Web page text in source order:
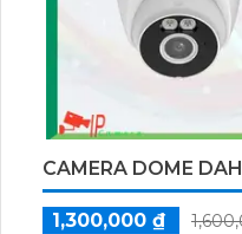
CAMERA DOME
1,300,000 ₫